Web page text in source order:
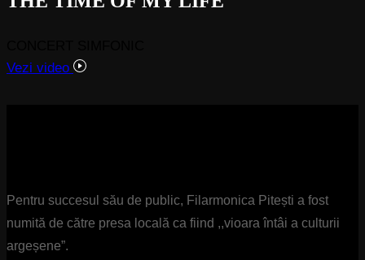
Vezi video
Pentru succesul său de public, Filarmonica Pitești a fost
numită de către presa locală ca fiind ,,vioara întâi a culturii
argeșene”.